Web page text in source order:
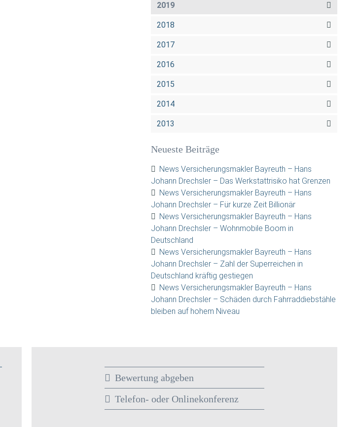
2019
2018
2017
2016
2015
2014
2013
Neueste Beiträge
News Versicherungsmakler Bayreuth – Hans
Johann Drechsler – Das Werkstattrisiko hat Grenzen
News Versicherungsmakler Bayreuth – Hans
Johann Drechsler – Für kurze Zeit Billionär
News Versicherungsmakler Bayreuth – Hans
Johann Drechsler – Wohnmobile Boom in
Deutschland
News Versicherungsmakler Bayreuth – Hans
Johann Drechsler – Zahl der Superreichen in
Deutschland kräftig gestiegen
News Versicherungsmakler Bayreuth – Hans
Johann Drechsler – Schäden durch Fahrraddiebstähle
bleiben auf hohem Niveau
Bewertung abgeben
Telefon- oder Onlinekonferenz